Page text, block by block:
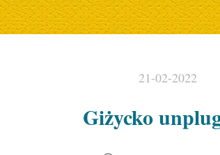
21-02-2022
Giżycko